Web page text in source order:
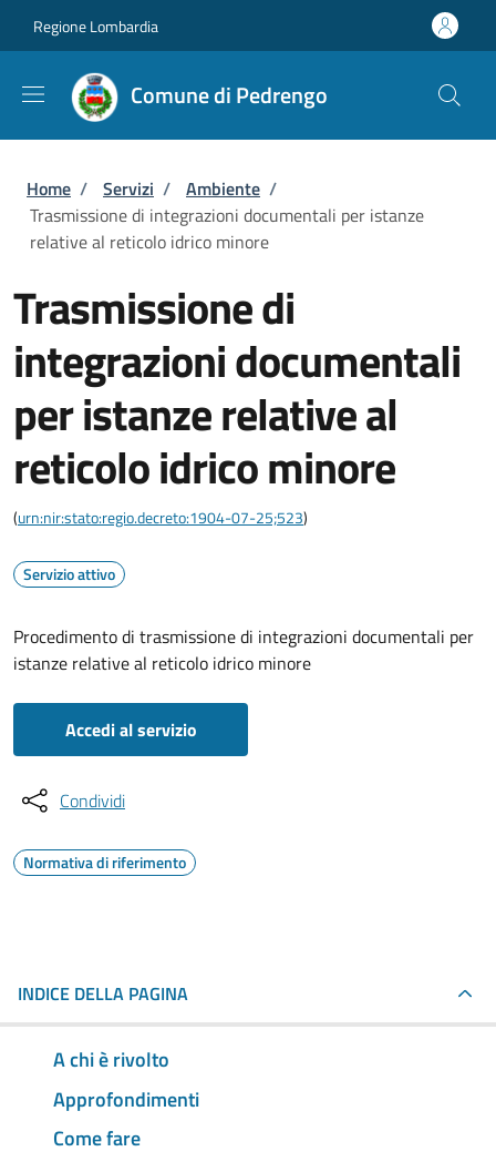
Regione Lombardia
Comune di Pedrengo
Briciole di pane
Home / Servizi / Ambiente /
Trasmissione di integrazioni documentali per istanze
relative al reticolo idrico minore
Trasmissione di
integrazioni documentali
per istanze relative al
reticolo idrico minore
(urn:nir:stato:regio.decreto:1904-07-25;523)
Servizio attivo
Procedimento di trasmissione di integrazioni documentali per
istanze relative al reticolo idrico minore
Accedi al servizio
Condividi
Normativa di riferimento
INDICE DELLA PAGINA
A chi è rivolto
Approfondimenti
Come fare